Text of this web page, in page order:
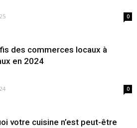
0
des commerces locaux à
en 2024
0
votre cuisine n’est peut-être